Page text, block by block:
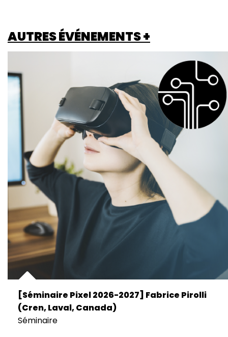
AUTRES ÉVÉNEMENTS +
[Séminaire Pixel 2026-2027] Fabrice Pirolli
(Cren, Laval, Canada)
Séminaire